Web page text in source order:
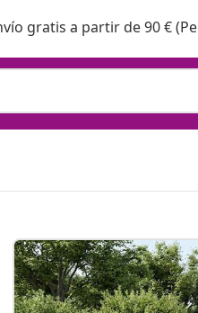
gratis a partir de 90 €